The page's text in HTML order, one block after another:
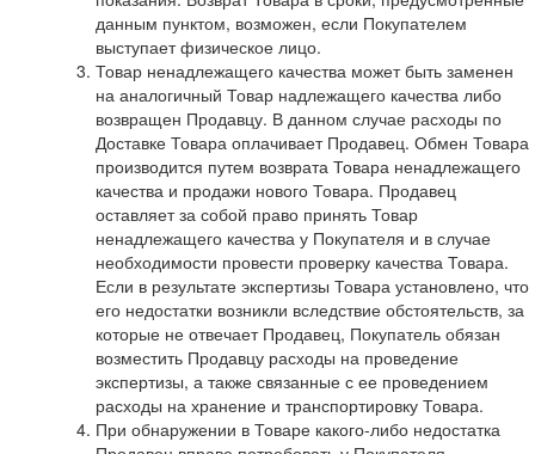
данным пунктом, возможен, если Покупателем
выступает физическое лицо.
Товар ненадлежащего качества может быть заменен
на аналогичный Товар надлежащего качества либо
возвращен Продавцу. В данном случае расходы по
Доставке Товара оплачивает Продавец. Обмен Товара
производится путем возврата Товара ненадлежащего
качества и продажи нового Товара. Продавец
оставляет за собой право принять Товар
ненадлежащего качества у Покупателя и в случае
необходимости провести проверку качества Товара.
Если в результате экспертизы Товара установлено, что
его недостатки возникли вследствие обстоятельств, за
которые не отвечает Продавец, Покупатель обязан
возместить Продавцу расходы на проведение
экспертизы, а также связанные с ее проведением
расходы на хранение и транспортировку Товара.
При обнаружении в Товаре какого-либо недостатка